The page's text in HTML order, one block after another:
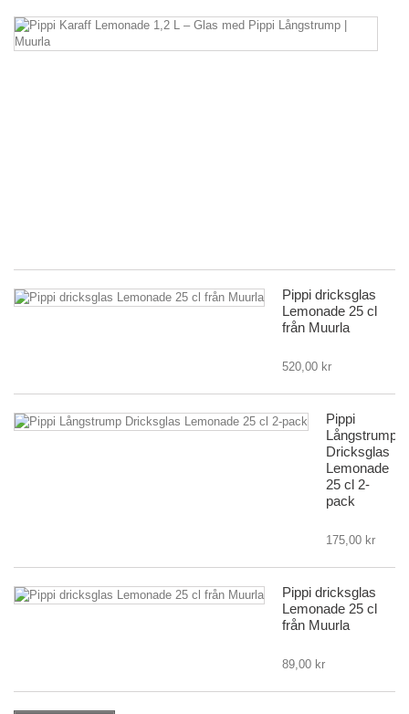
Pippi dricksglas
Lemonade 25 cl
från Muurla
520,00 kr
Pippi
Långstrump
Dricksglas
Lemonade
25 cl 2-
pack
175,00 kr
Pippi dricksglas
Lemonade 25 cl
från Muurla
89,00 kr